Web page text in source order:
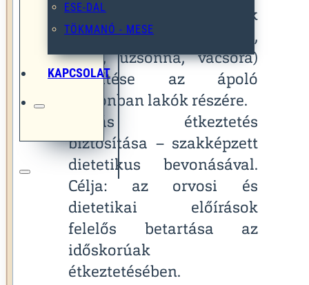
ESE-DAL
TÖKMANÓ - MESE
KAPCSOLAT
Időskorúak étrendjének
megfelelő menük (reggeli,
ebéd, uzsonna, vacsora)
készítése az ápoló
otthonban lakók részére.
Diétás étkeztetés
biztosítása – szakképzett
dietetikus bevonásával.
Célja: az orvosi és
dietetikai előírások
felelős betartása az
időskorúak
étkeztetésében.